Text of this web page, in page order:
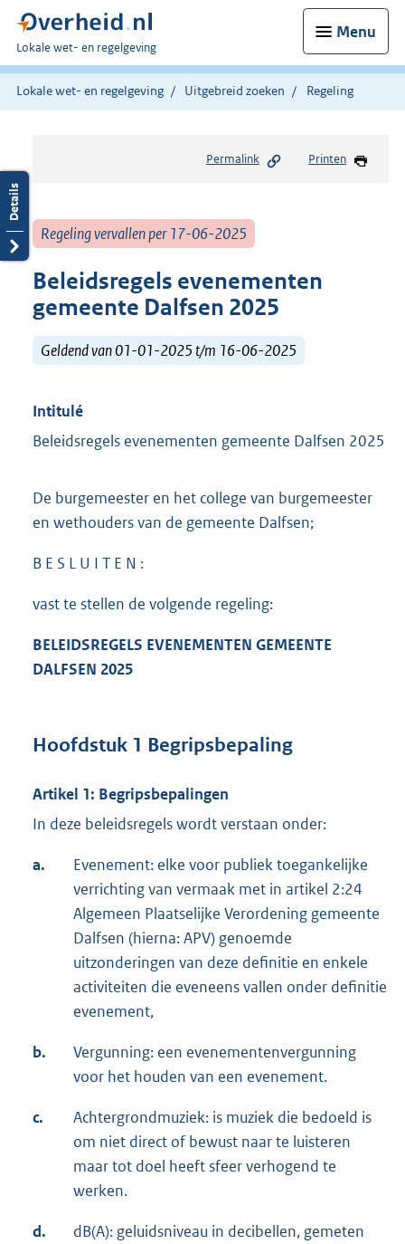
Menu
U
bent
hier:
Lokale wet- en regelgeving
Lokale wet- en regelgeving Uitgebreid zoeken Regeling
Permalink Printen
Regeling vervallen per 17-06-2025
Beleidsregels evenementen
gemeente Dalfsen 2025
Geldend van 01-01-2025 t/m 16-06-2025
Intitulé
Beleidsregels evenementen gemeente Dalfsen 2025
De burgemeester en het college van burgemeester
en wethouders van de gemeente Dalfsen;
B E S L U I T E N :
vast te stellen de volgende regeling:
BELEIDSREGELS EVENEMENTEN GEMEENTE
DALFSEN 2025
Hoofdstuk 1 Begripsbepaling
Artikel 1: Begripsbepalingen
In deze beleidsregels wordt verstaan onder:
a.
Evenement: elke voor publiek toegankelijke
verrichting van vermaak met in artikel 2:24
Algemeen Plaatselijke Verordening gemeente
Dalfsen (hierna: APV) genoemde
uitzonderingen van deze definitie en enkele
activiteiten die eveneens vallen onder definitie
evenement,
b.
Vergunning: een evenementenvergunning
voor het houden van een evenement.
c.
Achtergrondmuziek: is muziek die bedoeld is
om niet direct of bewust naar te luisteren
maar tot doel heeft sfeer verhogend te
werken.
d.
dB(A): geluidsniveau in decibellen, gemeten